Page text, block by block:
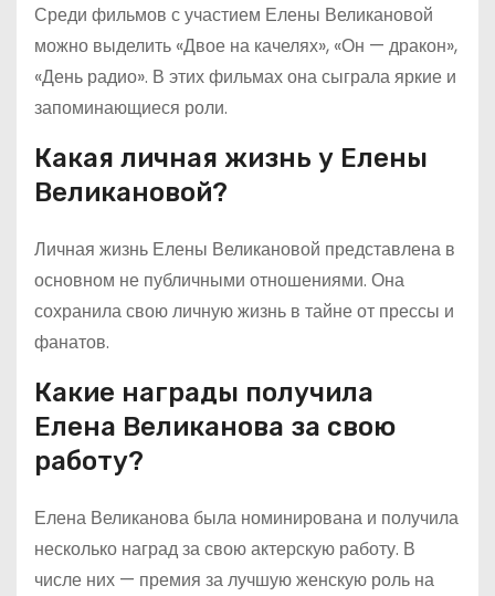
Среди фильмов с участием Елены Великановой
можно выделить «Двое на качелях», «Он — дракон»,
«День радио». В этих фильмах она сыграла яркие и
запоминающиеся роли.
Какая личная жизнь у Елены
Великановой?
Личная жизнь Елены Великановой представлена в
основном не публичными отношениями. Она
сохранила свою личную жизнь в тайне от прессы и
фанатов.
Какие награды получила
Елена Великанова за свою
работу?
Елена Великанова была номинирована и получила
несколько наград за свою актерскую работу. В
числе них — премия за лучшую женскую роль на